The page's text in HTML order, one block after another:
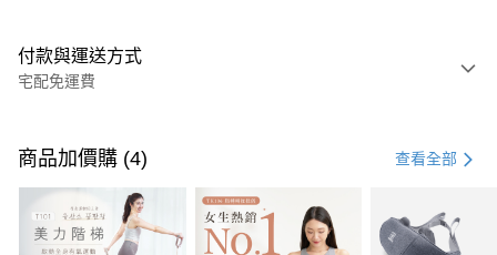
付款與運送方式
宅配免運費
信用卡一次付款
信用卡分期付款
3 期 0 利率 每期NT$4,266 21家銀行
商品加價購 (4) 查看全部